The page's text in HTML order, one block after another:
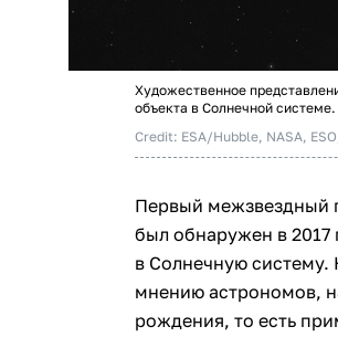
Художественное
объекта в Солнечной системе.
Credit: ESA/Hubble, NASA,
Первый межзвездный
был обнаружен в 2017
в Солнечную систему.
мнению астрономов,
рождения, то есть